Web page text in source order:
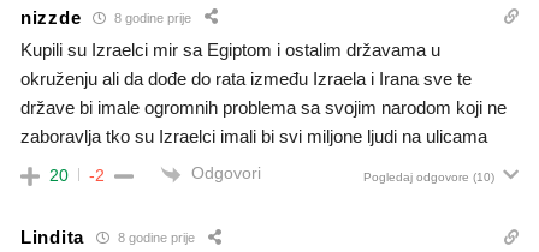
nizzde 8 godine prije
Kupili su Izraelci mir sa Egiptom i ostalim državama u
okruženju ali da dođe do rata između Izraela i Irana sve te
države bi imale ogromnih problema sa svojim narodom koji ne
zaboravlja tko su Izraelci imali bi svi miljone ljudi na ulicama
20 -2 Odgovori Pogledaj odgovore (10)
Lindita 8 godine prije